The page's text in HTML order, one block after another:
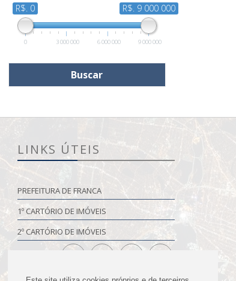
R$. 0 R$. 9 000 000
0 3 000 000 6 000 000 9 000 000
LINKS ÚTEIS
PREFEITURA DE FRANCA
1º CARTÓRIO DE IMÓVEIS
2º CARTÓRIO DE IMÓVEIS